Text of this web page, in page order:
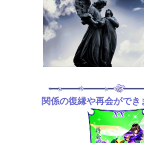
関係の復縁や再会ができ